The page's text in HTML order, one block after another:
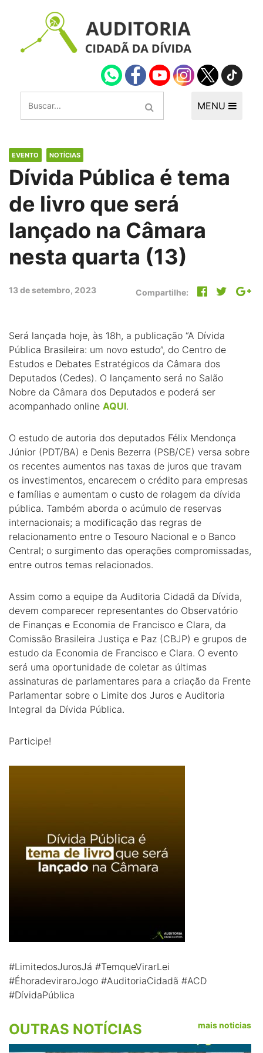
MENU
EVENTO NOTÍCIAS
Dívida Pública é tema
de livro que será
lançado na Câmara
nesta quarta (13)
13 de setembro, 2023 Compartilhe:
Será lançada hoje, às 18h, a publicação “A Dívida
Pública Brasileira: um novo estudo”, do Centro de
Estudos e Debates Estratégicos da Câmara dos
Deputados (Cedes). O lançamento será no Salão
Nobre da Câmara dos Deputados e poderá ser
acompanhado online AQUI.
O estudo de autoria dos deputados Félix Mendonça
Júnior (PDT/BA) e Denis Bezerra (PSB/CE) versa sobre
os recentes aumentos nas taxas de juros que travam
os investimentos, encarecem o crédito para empresas
e famílias e aumentam o custo de rolagem da dívida
pública. Também aborda o acúmulo de reservas
internacionais; a modificação das regras de
relacionamento entre o Tesouro Nacional e o Banco
Central; o surgimento das operações compromissadas,
entre outros temas relacionados.
Assim como a equipe da Auditoria Cidadã da Dívida,
devem comparecer representantes do Observatório
de Finanças e Economia de Francisco e Clara, da
Comissão Brasileira Justiça e Paz (CBJP) e grupos de
estudo da Economia de Francisco e Clara. O evento
será uma oportunidade de coletar as últimas
assinaturas de parlamentares para a criação da Frente
Parlamentar sobre o Limite dos Juros e Auditoria
Integral da Dívida Pública.
Participe!
#LimitedosJurosJá #TemqueVirarLei
#ÉhoradeviraroJogo #AuditoriaCidadã #ACD
#DívidaPública
OUTRAS NOTÍCIAS mais noticias